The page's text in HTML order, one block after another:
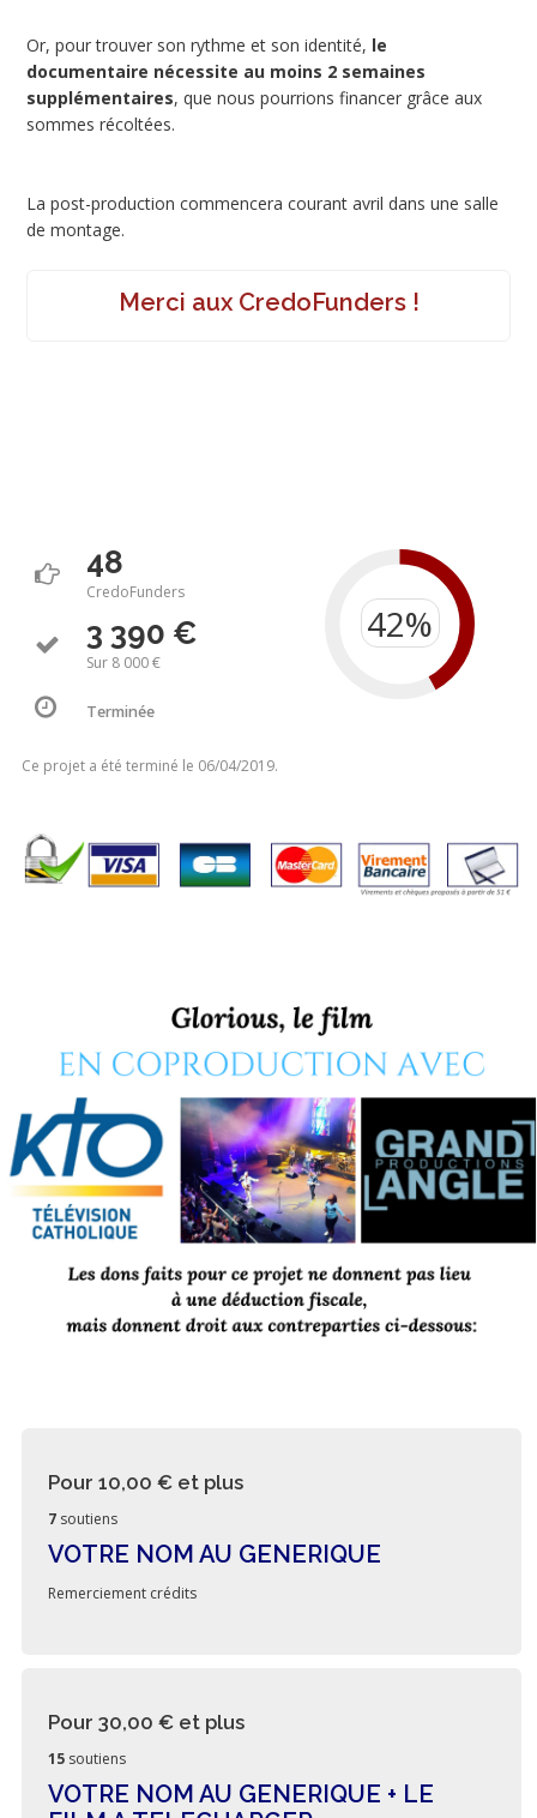
Or, pour trouver son rythme et son identité, le
documentaire nécessite au moins 2 semaines
supplémentaires, que nous pourrions financer grâce aux
sommes récoltées.
La post-production commencera courant avril dans une salle
de montage.
Merci aux CredoFunders !
48
CredoFunders
3 390 €
Sur 8 000 €
Terminée
Ce projet a été terminé le 06/04/2019.
Pour 10,00 € et plus
7 soutiens
VOTRE NOM AU GENERIQUE
Remerciement crédits
Pour 30,00 € et plus
15 soutiens
VOTRE NOM AU GENERIQUE + LE